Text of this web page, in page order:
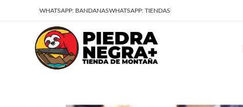
WHATSAPP: BANDANASWHATSAPP: TIENDAS
Deja que la montaña sea parte de tu vida